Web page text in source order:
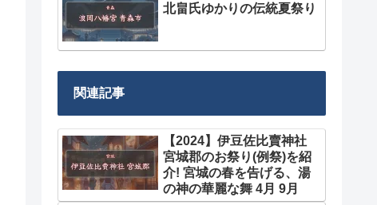
北畠氏ゆかりの伝統夏祭り
関連記事
【2024】伊豆佐比賣神社
宮城郡のお祭り(例祭)を紹
介! 宮城の春を告げる、湯
の神の華麗な舞 4月 9月